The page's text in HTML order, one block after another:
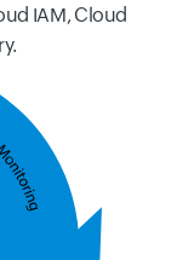
IAM, Cloud